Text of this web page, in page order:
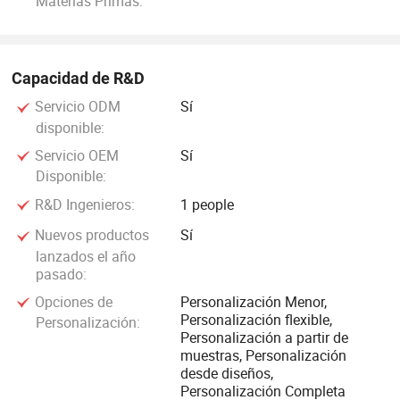
vasto potencial del mercado de la moda y la belleza, y crear
juntos éxito mutuo.
Capacidad de R&D
Servicio ODM
disponible:
Sí
Servicio OEM
Disponible:
Sí
R&D Ingenieros:
1 people
Nuevos productos
lanzados el año
pasado:
Sí
Opciones de
Personalización:
Personalización Menor,
Personalización flexible,
Personalización a partir de
muestras, Personalización
desde diseños,
Personalización Completa